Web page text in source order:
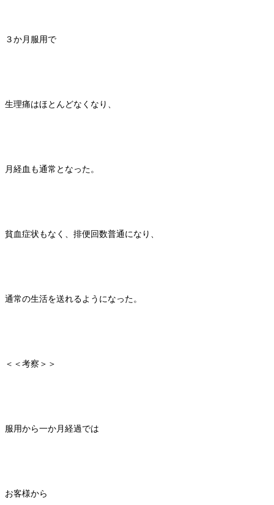
３か月服用で
生理痛はほとんどなくなり、
月経血も通常となった。
貧血症状もなく、排便回数普通になり、
通常の生活を送れるようになった。
＜＜考察＞＞
服用から一か月経過では
お客様から